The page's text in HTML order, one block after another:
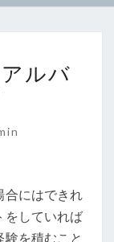
ルバ
合にはできれ
をしていれば
を積むこと